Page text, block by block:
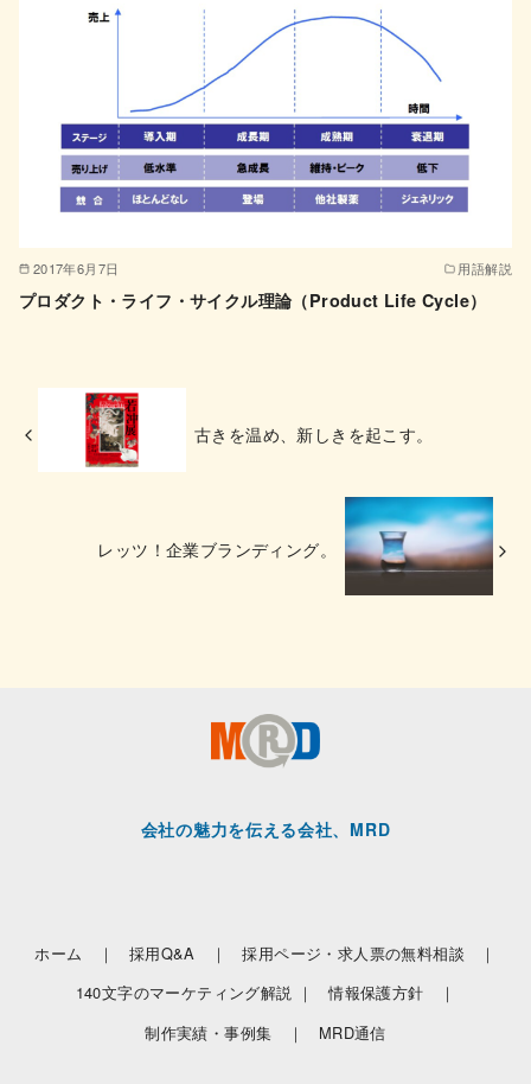
2017年6月7日 用語解説
プロダクト・ライフ・サイクル理論（Product Life Cycle）
古きを温め、新しきを起こす。
レッツ！企業ブランディング。
会社の魅力を伝える会社、MRD
ホーム ｜ 採用Q&A ｜
採用ページ・求人票の無料相談 ｜
140文字のマーケティング解説 ｜
情報保護方針 ｜
制作実績・事例集 ｜
MRD通信